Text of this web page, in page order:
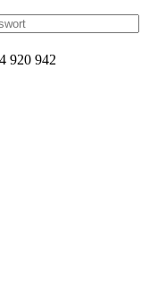
920 942